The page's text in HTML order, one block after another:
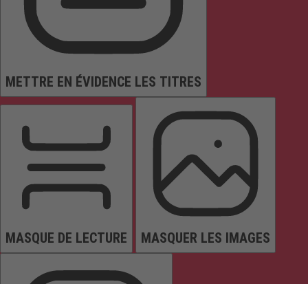
METTRE EN ÉVIDENCE LES TITRES
MASQUE DE LECTURE MASQUER LES IMAGES